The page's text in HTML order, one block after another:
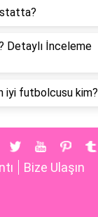
statta?
Detaylı İnceleme
iyi futbolcusu kim?
Bize Ulaşın